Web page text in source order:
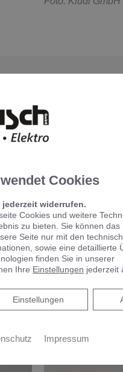
VON
geometrischer
Cookies
widerrufen.
Cookies und weitere
zu bieten. Sie können das
Seite nur mit den
sowie eine detaillierte
finden Sie in unserer
Ihre Einstellungen jederzeit
Einstellungen
Impressum